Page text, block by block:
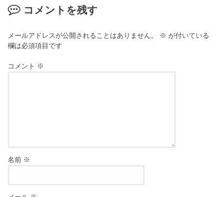
コメントを残す
メールアドレスが公開されることはありません。 ※ が付いている
欄は必須項目です
コメント ※
名前 ※